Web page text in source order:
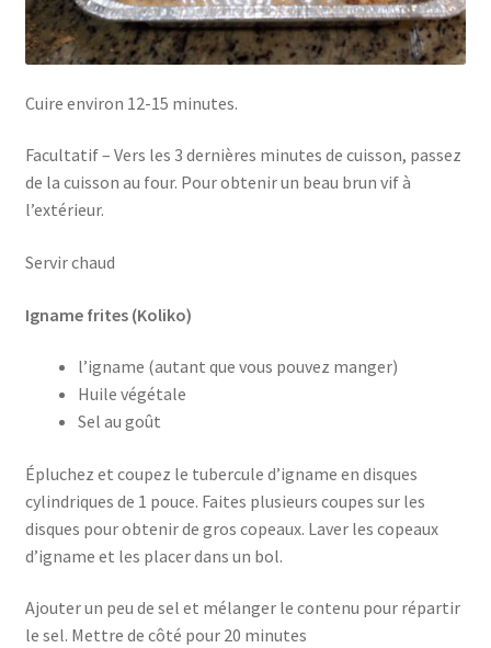
Cuire environ 12-15 minutes.
Facultatif – Vers les 3 dernières minutes de cuisson, passez
de la cuisson au four. Pour obtenir un beau brun vif à
l’extérieur.
Servir chaud
Igname frites (Koliko)
l’igname (autant que vous pouvez manger)
Huile végétale
Sel au goût
Épluchez et coupez le tubercule d’igname en disques
cylindriques de 1 pouce. Faites plusieurs coupes sur les
disques pour obtenir de gros copeaux. Laver les copeaux
d’igname et les placer dans un bol.
Ajouter un peu de sel et mélanger le contenu pour répartir
le sel. Mettre de côté pour 20 minutes